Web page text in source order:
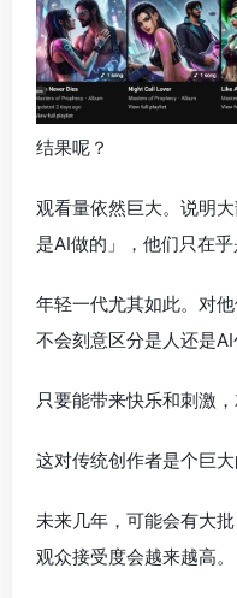
结果呢？
观看量依然巨大。说明
是AI做的」，他们只在乎
年轻一代尤其如此。对
不会刻意区分是人还是AI
只要能带来快乐和刺激，
这对传统创作者是个巨大
未来几年，可能会有大
观众接受度会越来越高。